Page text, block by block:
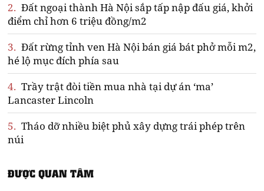
2. Đất ngoại thành Hà Nội sắp tấp nập đấu giá, khởi
điểm chỉ hơn 6 triệu đồng/m2
3. Đất rừng tỉnh ven Hà Nội bán giá bát phở mỗi m2,
hé lộ mục đích phía sau
4. Trầy trật đòi tiền mua nhà tại dự án ‘ma’
Lancaster Lincoln
5. Tháo dỡ nhiều biệt phủ xây dựng trái phép trên
núi
ĐƯỢC QUAN TÂM